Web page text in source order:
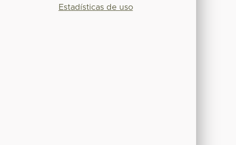
Estadísticas de uso